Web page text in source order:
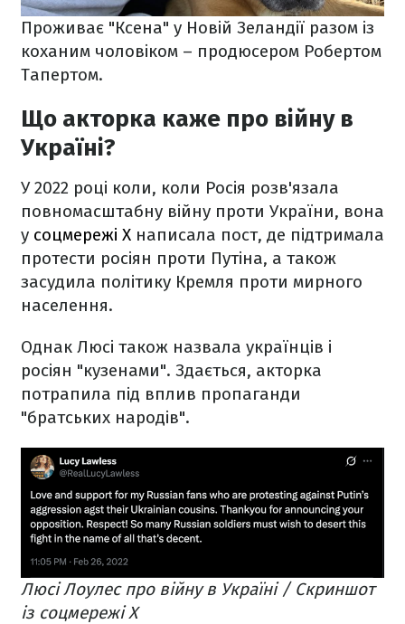
Проживає "Ксена" у Новій Зеландії разом із
коханим чоловіком – продюсером Робертом
Тапертом.
Що акторка каже про війну в
Україні?
У 2022 році коли, коли Росія розв'язала
повномасштабну війну проти України, вона
у соцмережі X написала пост, де підтримала
протести росіян проти Путіна, а також
засудила політику Кремля проти мирного
населення.
Однак Люсі також назвала українців і
росіян "кузенами". Здається, акторка
потрапила під вплив пропаганди
"братських народів".
Люсі Лоулес про війну в Україні / Скриншот
із соцмережі X